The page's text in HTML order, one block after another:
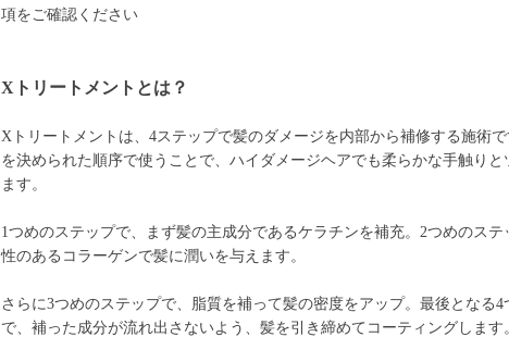
項をご確認ください
Xトリートメントとは？
Xトリートメントは、4ステップで髪のダメージを内部から補修する施術で
を決められた順序で使うことで、ハイダメージヘアでも柔らかな手触りと
ます。
1つめのステップで、まず髪の主成分であるケラチンを補充。2つめのステ
性のあるコラーゲンで髪に潤いを与えます。
さらに3つめのステップで、脂質を補って髪の密度をアップ。最後となる
で、補った成分が流れ出さないよう、髪を引き締めてコーティングします